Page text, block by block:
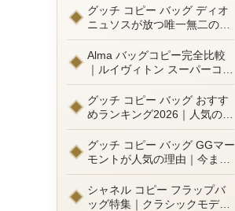
グッチ コピー バッグ ディオ
ニュソスが放つ唯一無二の魅
力とは？新作ラインナップ徹
底ガイドとリアルコーデ例
Alma バッグコピー完全比較
｜ルイヴィトン スーパーコピ
ーで叶えるエレガントな日常
グッチ コピー バッグ おすす
めランキング2026｜人気の
GGマーモントから定番モデ
ルまで徹底比較！コピーバッ
グ通販の選び方
グッチ コピー バッグ GGマー
モントが人気の理由｜今また
選ばれる定番ラグジュアリー
バッグとは
シャネル コピー フラップバ
ッグ特集｜クラシックモデル